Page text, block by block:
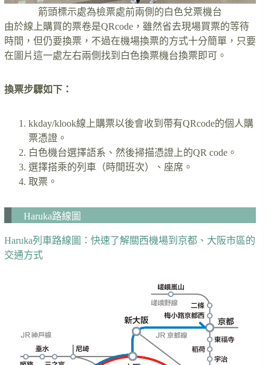
箭頭標示處為檢票處前兩側的白色兌票機台
由於線上購買的票卷是QRcode，雖然省去現場買票的等待
時間，但仍要換票，不過在機場換票的方式十分簡單，只要
在圖片這一處左右兩側找到白色換票機台換票即可。
換票步驟如下：
kkday/klook線上購票以後會收到帶有QRcode的個人購
票憑證。
白色機台選擇語系、然後掃描憑證上的QR code。
選擇搭乘的列車（時間班次）、座席。
取票。
Haruka路線圖
Haruka列車路線圖：快速了解關西機場到京都、大阪市區的
交通方式